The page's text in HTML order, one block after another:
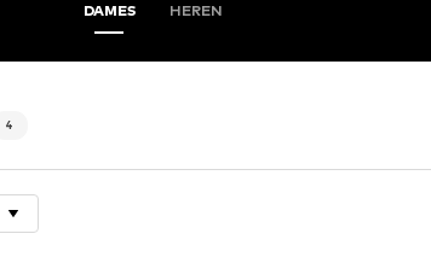
DAMES HEREN
4